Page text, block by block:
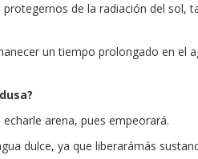
de la radiación del
un tiempo prolongado en el
arena, pues empeorará.
dulce, ya que liberarámás